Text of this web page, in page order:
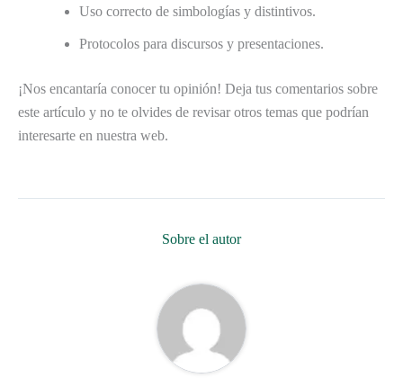
Uso correcto de simbologías y distintivos.
Protocolos para discursos y presentaciones.
¡Nos encantaría conocer tu opinión! Deja tus comentarios sobre
este artículo y no te olvides de revisar otros temas que podrían
interesarte en nuestra web.
Sobre el autor